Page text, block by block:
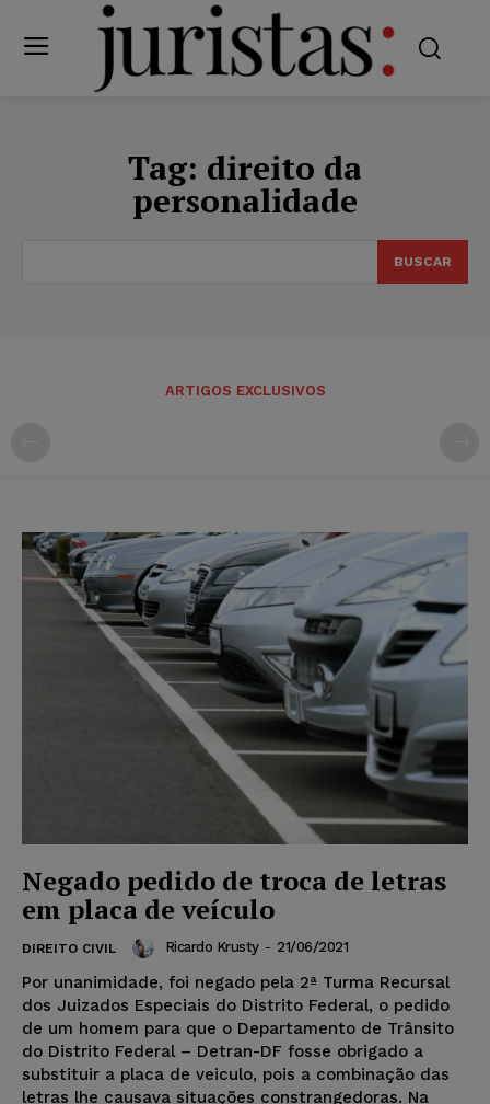
Tag: direito da
personalidade
BUSCAR
ARTIGOS EXCLUSIVOS
Negado pedido de troca de letras
em placa de veículo
DIREITO CIVIL Ricardo Krusty - 21/06/2021
Por unanimidade, foi negado pela 2ª Turma Recursal
dos Juizados Especiais do Distrito Federal, o pedido
de um homem para que o Departamento de Trânsito
do Distrito Federal – Detran-DF fosse obrigado a
substituir a placa de veiculo, pois a combinação das
letras lhe causava situações constrangedoras. Na